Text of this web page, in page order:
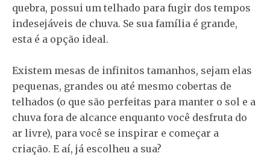
quebra, possui um telhado para fugir dos tempos
indesejáveis de chuva. Se sua família é grande,
esta é a opção ideal.
Existem mesas de infinitos tamanhos, sejam elas
pequenas, grandes ou até mesmo cobertas de
telhados (o que são perfeitas para manter o sol e a
chuva fora de alcance enquanto você desfruta do
ar livre), para você se inspirar e começar a
criação. E aí, já escolheu a sua?